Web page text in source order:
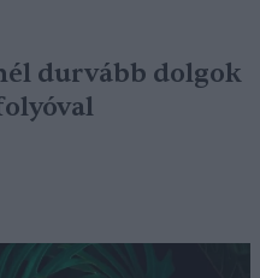
durvább dolgok